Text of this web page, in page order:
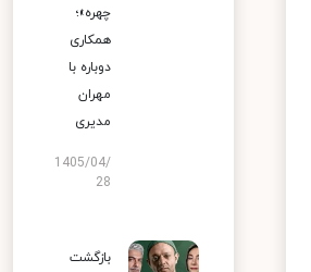
چهره»؛
همکاری
دوباره با
مهران
مدیری
1405/04/
28
بازگشت